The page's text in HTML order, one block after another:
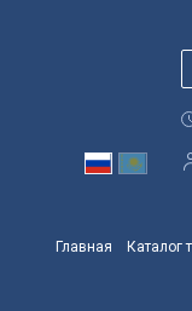
Главная Каталог